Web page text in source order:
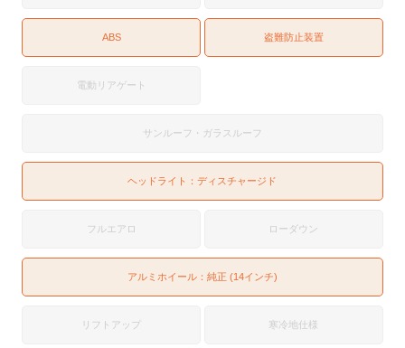
ABS 盗難防止装置
電動リアゲート
サンルーフ・ガラスルーフ
ヘッドライト：ディスチャージド
フルエアロ ローダウン
アルミホイール：純正 (14インチ)
リフトアップ 寒冷地仕様